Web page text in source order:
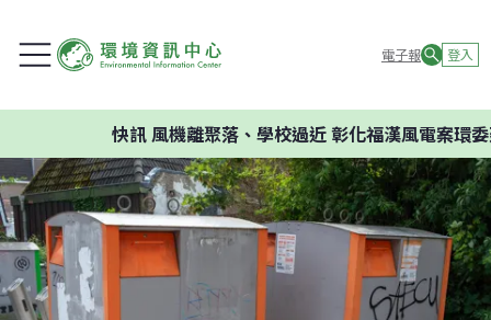
電子報 登入
風機離聚落、學校過近 彰化福漢風電案環委建議